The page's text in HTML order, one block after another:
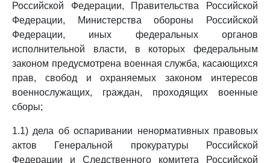
Российской Федерации, Правительства Российской
Федерации, Министерства обороны Российской
Федерации, иных федеральных органов
исполнительной власти, в которых федеральным
законом предусмотрена военная служба, касающихся
прав, свобод и охраняемых законом интересов
военнослужащих, граждан, проходящих военные
сборы;
1.1) дела об оспаривании ненормативных правовых
актов Генеральной прокуратуры Российской
Федерации и Следственного комитета Российской